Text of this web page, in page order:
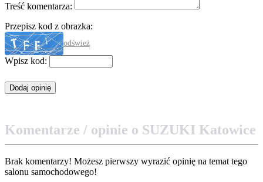
Treść komentarza:
Przepisz kod z obrazka:
odśwież
Wpisz kod:
Komentarze / opinie o SUZUKI Katowice
Brak komentarzy! Możesz pierwszy wyrazić opinię na temat tego
salonu samochodowego!